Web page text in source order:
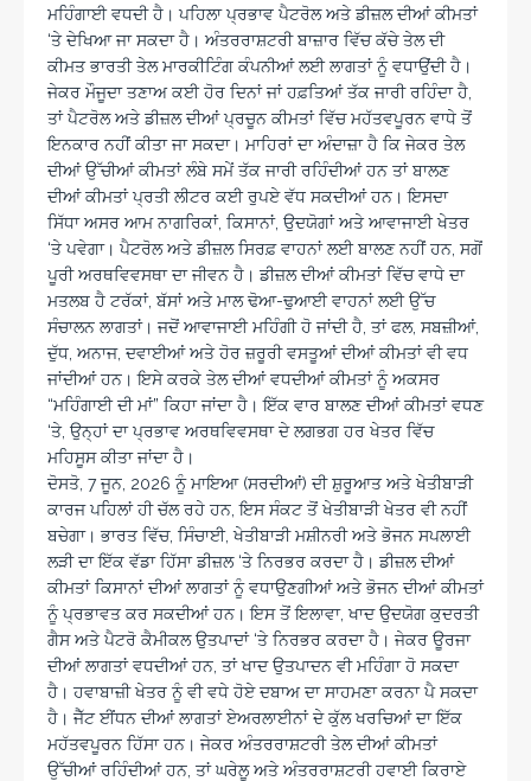
ਮਹਿੰਗਾਈ ਵਧਦੀ ਹੈ। ਪਹਿਲਾ ਪ੍ਰਭਾਵ ਪੈਟਰੋਲ ਅਤੇ ਡੀਜ਼ਲ ਦੀਆਂ ਕੀਮਤਾਂ
‘ਤੇ ਦੇਖਿਆ ਜਾ ਸਕਦਾ ਹੈ। ਅੰਤਰਰਾਸ਼ਟਰੀ ਬਾਜ਼ਾਰ ਵਿੱਚ ਕੱਚੇ ਤੇਲ ਦੀ
ਕੀਮਤ ਭਾਰਤੀ ਤੇਲ ਮਾਰਕੀਟਿੰਗ ਕੰਪਨੀਆਂ ਲਈ ਲਾਗਤਾਂ ਨੂੰ ਵਧਾਉਂਦੀ ਹੈ।
ਜੇਕਰ ਮੌਜੂਦਾ ਤਣਾਅ ਕਈ ਹੋਰ ਦਿਨਾਂ ਜਾਂ ਹਫ਼ਤਿਆਂ ਤੱਕ ਜਾਰੀ ਰਹਿੰਦਾ ਹੈ,
ਤਾਂ ਪੈਟਰੋਲ ਅਤੇ ਡੀਜ਼ਲ ਦੀਆਂ ਪ੍ਰਚੂਨ ਕੀਮਤਾਂ ਵਿੱਚ ਮਹੱਤਵਪੂਰਨ ਵਾਧੇ ਤੋਂ
ਇਨਕਾਰ ਨਹੀਂ ਕੀਤਾ ਜਾ ਸਕਦਾ। ਮਾਹਿਰਾਂ ਦਾ ਅੰਦਾਜ਼ਾ ਹੈ ਕਿ ਜੇਕਰ ਤੇਲ
ਦੀਆਂ ਉੱਚੀਆਂ ਕੀਮਤਾਂ ਲੰਬੇ ਸਮੇਂ ਤੱਕ ਜਾਰੀ ਰਹਿੰਦੀਆਂ ਹਨ ਤਾਂ ਬਾਲਣ
ਦੀਆਂ ਕੀਮਤਾਂ ਪ੍ਰਤੀ ਲੀਟਰ ਕਈ ਰੁਪਏ ਵੱਧ ਸਕਦੀਆਂ ਹਨ। ਇਸਦਾ
ਸਿੱਧਾ ਅਸਰ ਆਮ ਨਾਗਰਿਕਾਂ, ਕਿਸਾਨਾਂ, ਉਦਯੋਗਾਂ ਅਤੇ ਆਵਾਜਾਈ ਖੇਤਰ
‘ਤੇ ਪਵੇਗਾ। ਪੈਟਰੋਲ ਅਤੇ ਡੀਜ਼ਲ ਸਿਰਫ਼ ਵਾਹਨਾਂ ਲਈ ਬਾਲਣ ਨਹੀਂ ਹਨ, ਸਗੋਂ
ਪੂਰੀ ਅਰਥਵਿਵਸਥਾ ਦਾ ਜੀਵਨ ਹੈ। ਡੀਜ਼ਲ ਦੀਆਂ ਕੀਮਤਾਂ ਵਿੱਚ ਵਾਧੇ ਦਾ
ਮਤਲਬ ਹੈ ਟਰੱਕਾਂ, ਬੱਸਾਂ ਅਤੇ ਮਾਲ ਢੋਆ-ਢੁਆਈ ਵਾਹਨਾਂ ਲਈ ਉੱਚ
ਸੰਚਾਲਨ ਲਾਗਤਾਂ। ਜਦੋਂ ਆਵਾਜਾਈ ਮਹਿੰਗੀ ਹੋ ਜਾਂਦੀ ਹੈ, ਤਾਂ ਫਲ, ਸਬਜ਼ੀਆਂ,
ਦੁੱਧ, ਅਨਾਜ, ਦਵਾਈਆਂ ਅਤੇ ਹੋਰ ਜ਼ਰੂਰੀ ਵਸਤੂਆਂ ਦੀਆਂ ਕੀਮਤਾਂ ਵੀ ਵਧ
ਜਾਂਦੀਆਂ ਹਨ। ਇਸੇ ਕਰਕੇ ਤੇਲ ਦੀਆਂ ਵਧਦੀਆਂ ਕੀਮਤਾਂ ਨੂੰ ਅਕਸਰ
“ਮਹਿੰਗਾਈ ਦੀ ਮਾਂ” ਕਿਹਾ ਜਾਂਦਾ ਹੈ। ਇੱਕ ਵਾਰ ਬਾਲਣ ਦੀਆਂ ਕੀਮਤਾਂ ਵਧਣ
‘ਤੇ, ਉਨ੍ਹਾਂ ਦਾ ਪ੍ਰਭਾਵ ਅਰਥਵਿਵਸਥਾ ਦੇ ਲਗਭਗ ਹਰ ਖੇਤਰ ਵਿੱਚ
ਮਹਿਸੂਸ ਕੀਤਾ ਜਾਂਦਾ ਹੈ।
ਦੋਸਤੋ, 7 ਜੂਨ, 2026 ਨੂੰ ਮਾਇਆ (ਸਰਦੀਆਂ) ਦੀ ਸ਼ੁਰੂਆਤ ਅਤੇ ਖੇਤੀਬਾੜੀ
ਕਾਰਜ ਪਹਿਲਾਂ ਹੀ ਚੱਲ ਰਹੇ ਹਨ, ਇਸ ਸੰਕਟ ਤੋਂ ਖੇਤੀਬਾੜੀ ਖੇਤਰ ਵੀ ਨਹੀਂ
ਬਚੇਗਾ। ਭਾਰਤ ਵਿੱਚ, ਸਿੰਚਾਈ, ਖੇਤੀਬਾੜੀ ਮਸ਼ੀਨਰੀ ਅਤੇ ਭੋਜਨ ਸਪਲਾਈ
ਲੜੀ ਦਾ ਇੱਕ ਵੱਡਾ ਹਿੱਸਾ ਡੀਜ਼ਲ ‘ਤੇ ਨਿਰਭਰ ਕਰਦਾ ਹੈ। ਡੀਜ਼ਲ ਦੀਆਂ
ਕੀਮਤਾਂ ਕਿਸਾਨਾਂ ਦੀਆਂ ਲਾਗਤਾਂ ਨੂੰ ਵਧਾਉਣਗੀਆਂ ਅਤੇ ਭੋਜਨ ਦੀਆਂ ਕੀਮਤਾਂ
ਨੂੰ ਪ੍ਰਭਾਵਤ ਕਰ ਸਕਦੀਆਂ ਹਨ। ਇਸ ਤੋਂ ਇਲਾਵਾ, ਖਾਦ ਉਦਯੋਗ ਕੁਦਰਤੀ
ਗੈਸ ਅਤੇ ਪੈਟਰੋ ਕੈਮੀਕਲ ਉਤਪਾਦਾਂ ‘ਤੇ ਨਿਰਭਰ ਕਰਦਾ ਹੈ। ਜੇਕਰ ਊਰਜਾ
ਦੀਆਂ ਲਾਗਤਾਂ ਵਧਦੀਆਂ ਹਨ, ਤਾਂ ਖਾਦ ਉਤਪਾਦਨ ਵੀ ਮਹਿੰਗਾ ਹੋ ਸਕਦਾ
ਹੈ। ਹਵਾਬਾਜ਼ੀ ਖੇਤਰ ਨੂੰ ਵੀ ਵਧੇ ਹੋਏ ਦਬਾਅ ਦਾ ਸਾਹਮਣਾ ਕਰਨਾ ਪੈ ਸਕਦਾ
ਹੈ। ਜੈੱਟ ਈਂਧਨ ਦੀਆਂ ਲਾਗਤਾਂ ਏਅਰਲਾਈਨਾਂ ਦੇ ਕੁੱਲ ਖਰਚਿਆਂ ਦਾ ਇੱਕ
ਮਹੱਤਵਪੂਰਨ ਹਿੱਸਾ ਹਨ। ਜੇਕਰ ਅੰਤਰਰਾਸ਼ਟਰੀ ਤੇਲ ਦੀਆਂ ਕੀਮਤਾਂ
ਉੱਚੀਆਂ ਰਹਿੰਦੀਆਂ ਹਨ, ਤਾਂ ਘਰੇਲੂ ਅਤੇ ਅੰਤਰਰਾਸ਼ਟਰੀ ਹਵਾਈ ਕਿਰਾਏ